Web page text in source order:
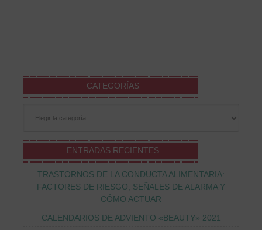
CATEGORÍAS
ENTRADAS RECIENTES
TRASTORNOS DE LA CONDUCTA ALIMENTARIA:
FACTORES DE RIESGO, SEÑALES DE ALARMA Y
CÓMO ACTUAR
CALENDARIOS DE ADVIENTO «BEAUTY» 2021